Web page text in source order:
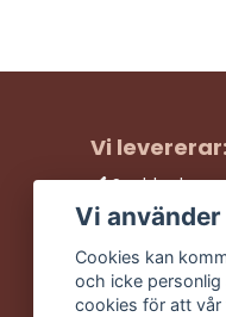
Vi levererar:
Snabba
Trygga köp
Trevlig
Vi
Cookies kan
och icke personlig
cookies för att